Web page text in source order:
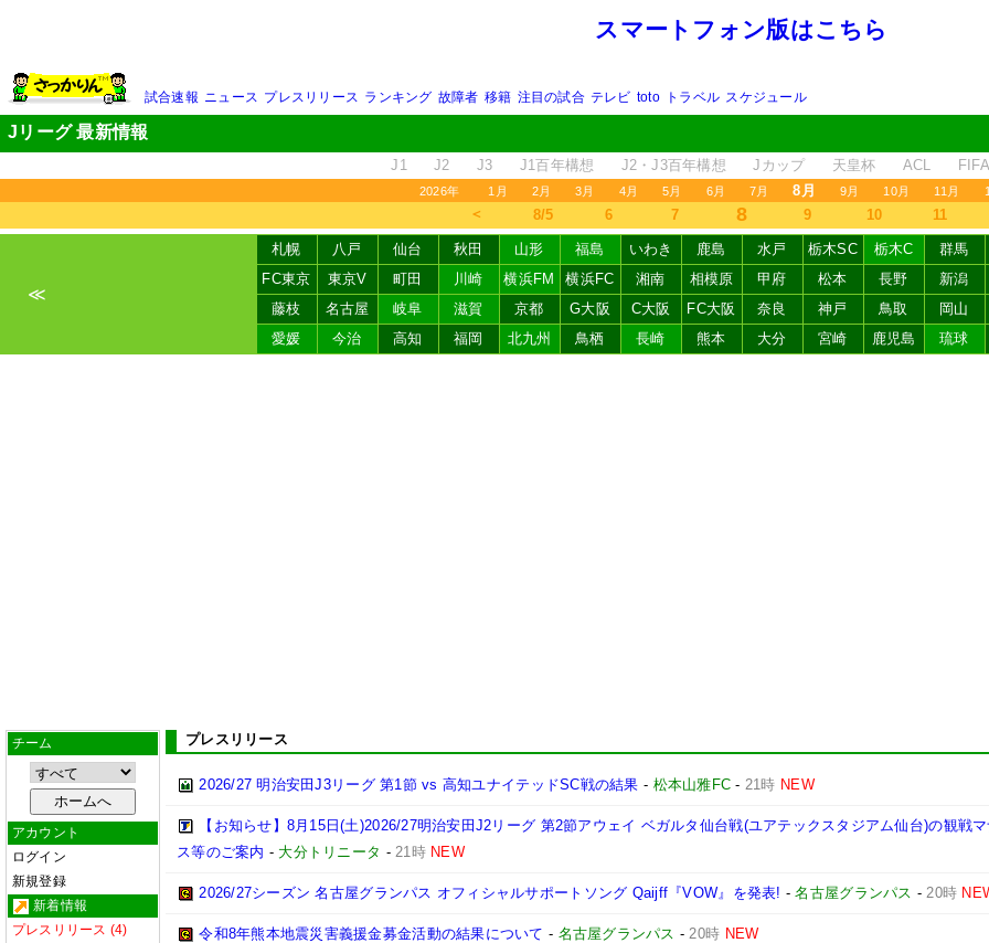
スマートフォン版はこちら
試合速報 ニュース プレスリリース ランキング 故障者 移籍 注目の試合 テレビ toto トラベル スケジュール
Jリーグ 最新情報
J1 J2 J3 J1百年構想 J2・J3百年構想 Jカップ 天皇杯 ACL
2026年 1月 2月 3月 4月 5月 6月 7月 8月 9月 10月 11月
＜ 8/5 6 7 8 9 10 11
≪
札幌 八戸 仙台 秋田 山形 福島 いわき 鹿島 水戸 栃木SC 栃木C 群馬
FC東京
東京V 町田 川崎 横浜FM 横浜FC 湘南 相模原 甲府 松本 長野 新潟
藤枝
名古屋 岐阜 滋賀 京都 G大阪 C大阪 FC大阪 奈良 神戸 鳥取 岡山
愛媛
今治 高知 福岡 北九州 鳥栖 長崎 熊本 大分 宮崎 鹿児島 琉球
チーム
アカウント
ログイン
新規登録
新着情報
プレスリリース (4)
プレスリリース
2026/27 明治安田J3リーグ 第1節 vs 高知ユナイテッドSC戦の結果 - 松本山雅FC - 21時 NEW
【お知らせ】8月15日(土)2026/27明治安田J2リーグ 第2節アウェイ ベガルタ仙台戦(ユアテックスタジアム仙台)の観戦
ス等のご案内 - 大分トリニータ -21時 NEW
2026/27シーズン 名古屋グランパス オフィシャルサポートソング Qaijff『VOW』を発表! -名古屋グランパス -20時
令和8年熊本地震災害義援金募金活動の結果について - 名古屋グランパス -20時 NEW